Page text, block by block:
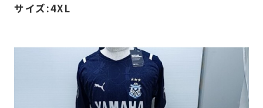
サイズ:4XL